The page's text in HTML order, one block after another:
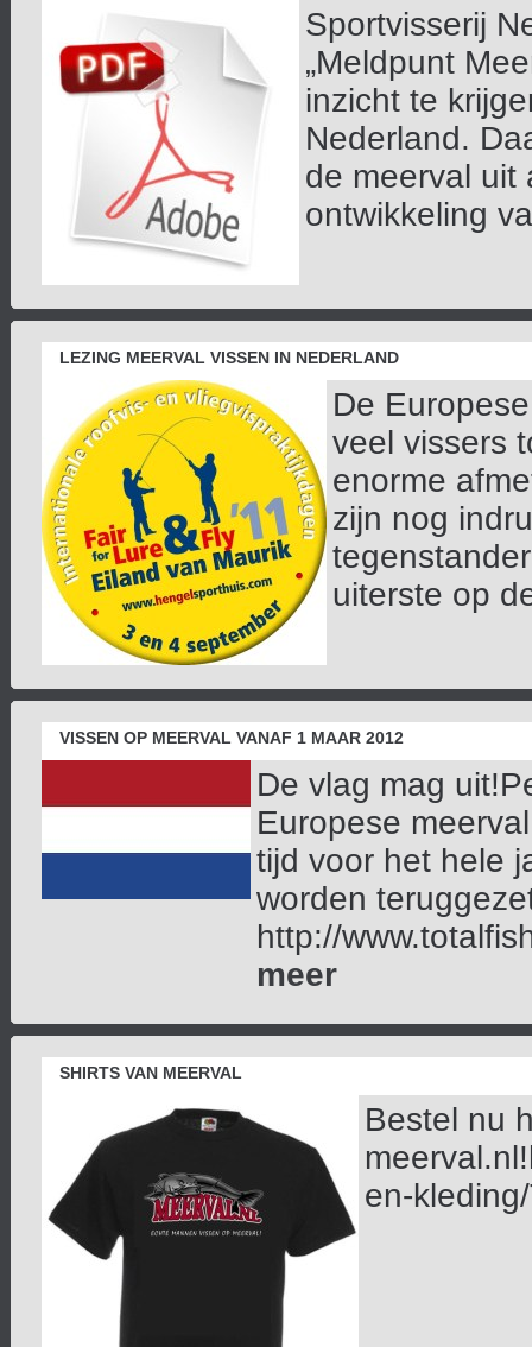
Sportvisserij
„Meldpunt
inzicht te
Nederland.
de meerval uit
ontwikkeling
LEZING MEERVAL VISSEN IN NEDERLAND
De
veel vissers
enorme
zijn nog
uiterste op
VISSEN OP MEERVAL VANAF 1 MAAR 2012
De vlag mag
Europese
tijd voor het hele
worden
http://
meer
SHIRTS VAN MEERVAL
Bestel nu
en-